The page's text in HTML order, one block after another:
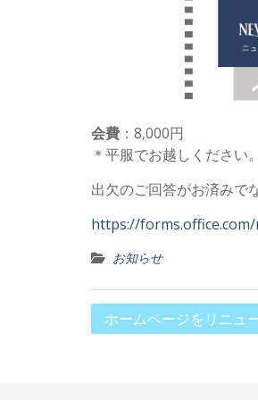
会費 ：8,000円
＊平服でお越しください。
出欠のご回答がお済みで
https://forms.office.com/
お知らせ
投ホームページをリニュ